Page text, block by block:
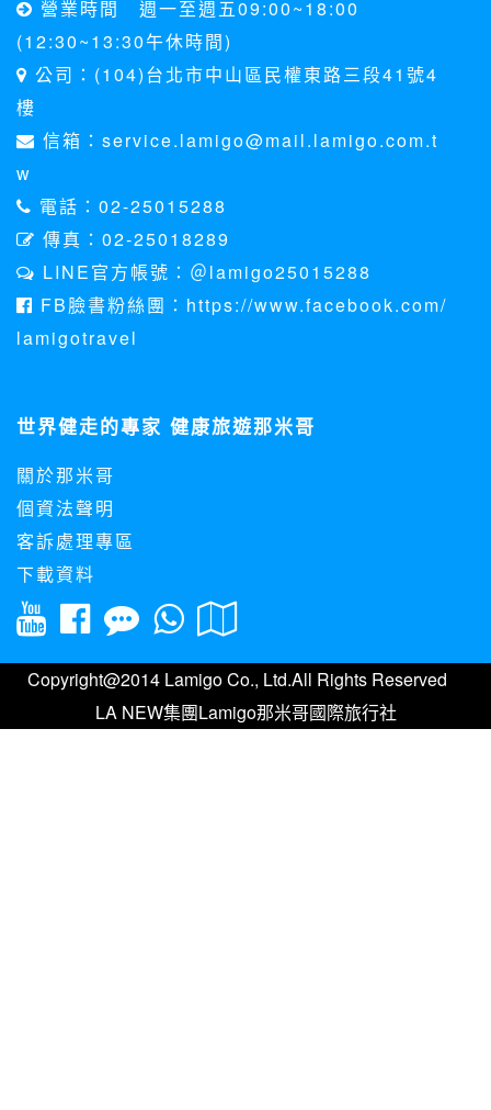
營業時間 週一至週五09:00~18:00
(12:30~13:30午休時間)
公司：(104)台北市中山區民權東路三段41號4
樓
信箱：service.lamigo@mail.lamigo.com.t
w
電話：02-25015288
傳真：02-25018289
LINE官方帳號：＠lamigo25015288
FB臉書粉絲團：https://www.facebook.com/
lamigotravel
世界健走的專家 健康旅遊那米哥
關於那米哥
個資法聲明
客訴處理專區
下載資料
Copyright@2014 Lamigo Co., Ltd.All Rights Reserved
LA NEW集團Lamigo那米哥國際旅行社